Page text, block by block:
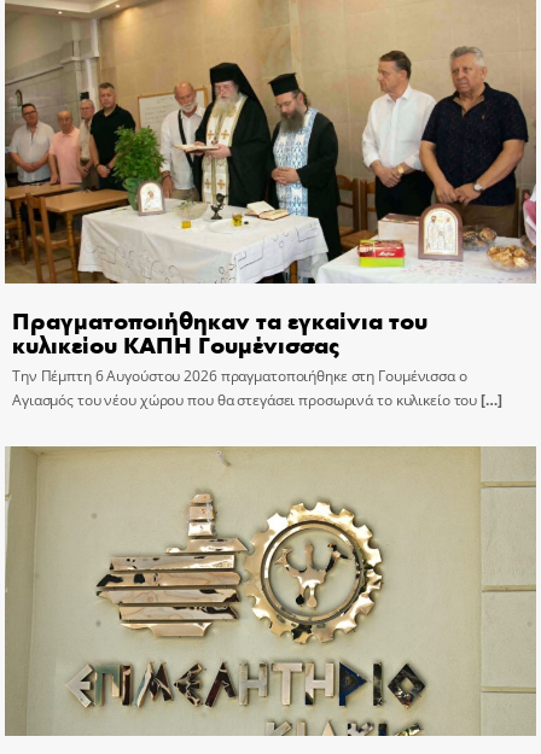
Πραγματοποιήθηκαν τα εγκαίνια του
κυλικείου ΚΑΠΗ Γουμένισσας
Την Πέμπτη 6 Αυγούστου 2026 πραγματοποιήθηκε στη Γουμένισσα ο
Αγιασμός του νέου χώρου που θα στεγάσει προσωρινά το κυλικείο του[…]